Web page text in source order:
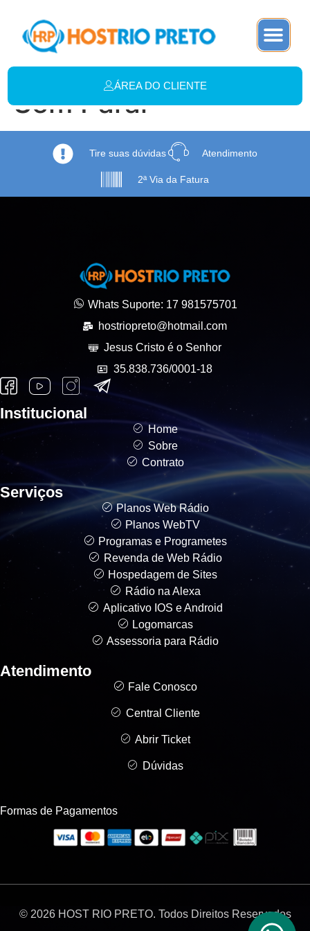
ÁREA DO CLIENTE
Sem Parar
Tire suas dúvidas Atendimento
2ª Via da Fatura
Whats Suporte: 17 981575701
hostriopreto@hotmail.com
Jesus Cristo é o Senhor
35.838.736/0001-18
Institucional
Home
Sobre
Contrato
Serviços
Planos Web Rádio
Planos WebTV
Programas e Programetes
Revenda de Web Rádio
Hospedagem de Sites
Rádio na Alexa
Aplicativo IOS e Android
Logomarcas
Assessoria para Rádio
Atendimento
Fale Conosco
Central Cliente
Abrir Ticket
Dúvidas
Formas de Pagamentos
© 2026 HOST RIO PRETO. Todos Direitos Reservados